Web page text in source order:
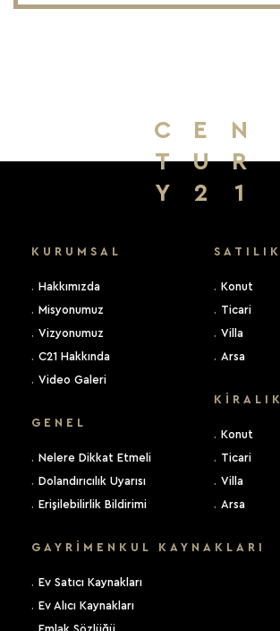
C E
N
T
U
R
Y
2 1
KURUMSAL
. Hakkımızda
. Misyonumuz
. Vizyonumuz
. C21 Hakkında
. Video Galeri
GENEL
. Nelere Dikkat Etmeli
. Dolandırıcılık Uyarısı
. Erişilebilirlik Bildirimi
SATILIK
. Konut
. Ticari
. Villa
. Arsa
KIRALIK
. Konut
. Ticari
. Villa
. Arsa
GAYRİMENKUL KAYNAKLARI
. Ev Satıcı Kaynakları
. Ev Alıcı Kaynakları